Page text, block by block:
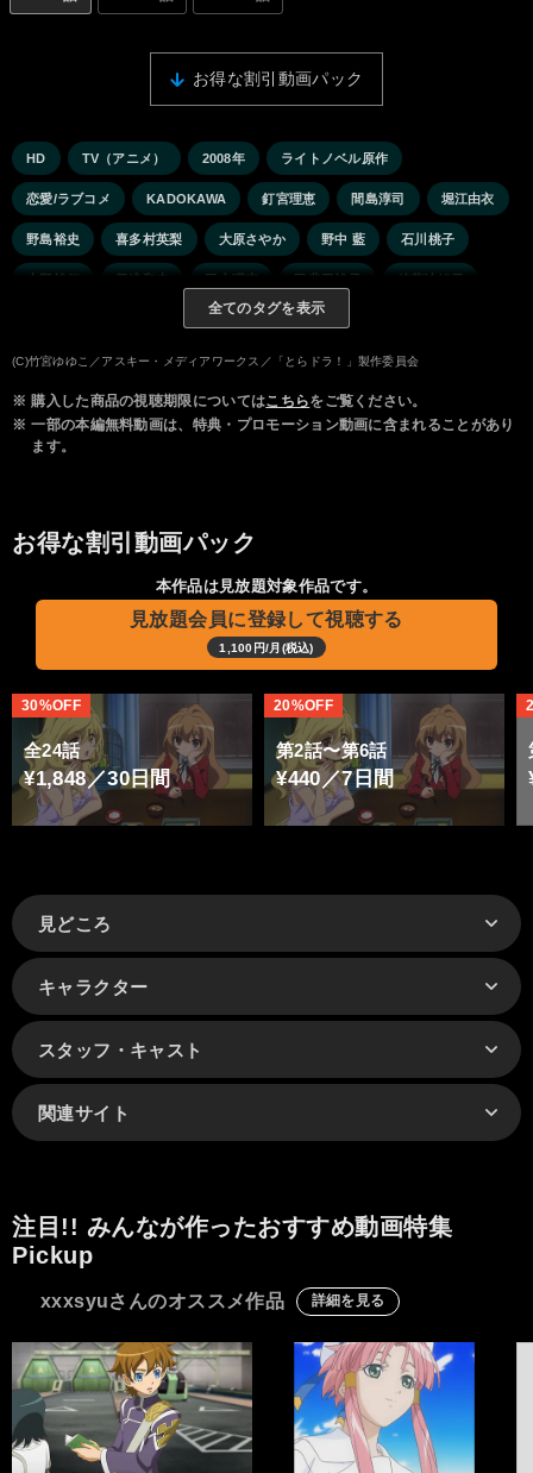
お得な割引動画パック
HD TV（アニメ） 2008年 ライトノベル原作
恋愛/ラブコメ KADOKAWA 釘宮理恵 間島淳司 堀江由衣
野島裕史 喜多村英梨 大原さやか 野中 藍 石川桃子
吉野裕行 興津和幸 田中理恵 甲斐田裕子 後藤沙緒里
全てのタグを表示
(C)竹宮ゆゆこ／アスキー・メディアワークス／「とらドラ！」製作委員会
※ 購入した商品の視聴期限についてはこちらをご覧ください。
※ 一部の本編無料動画は、特典・プロモーション動画に含まれることがあり
ます。
お得な割引動画パック
本作品は見放題対象作品です。
見放題会員に登録して視聴する
1,100円/月(税込)
全24話
¥1,848／30日間
30%OFF
第2話〜第6話
¥440／7日間
20%OFF
見どころ
キャラクター
スタッフ・キャスト
関連サイト
注目!! みんなが作ったおすすめ動画特集
Pickup
xxxsyuさんのオススメ作品 詳細を見る